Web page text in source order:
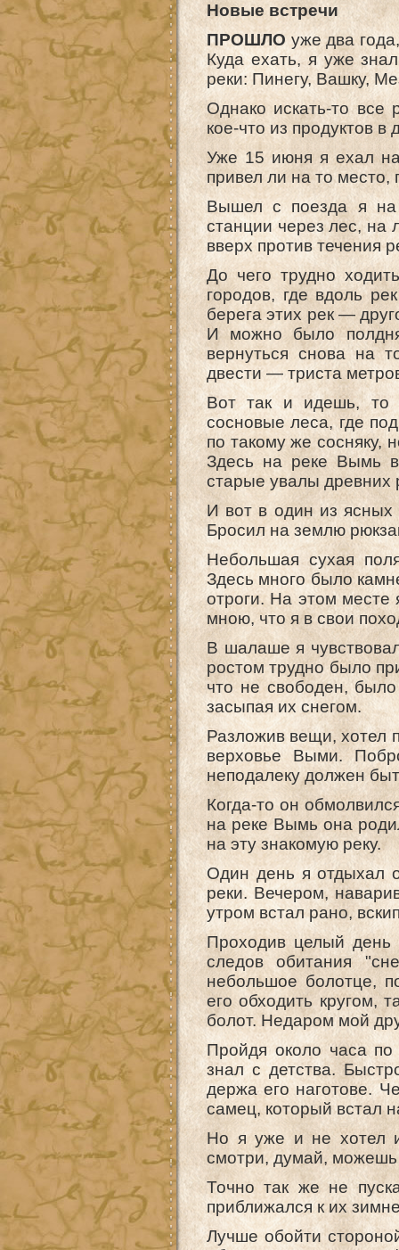
Новые встречи
ПРОШЛОуже два
Куда ехать, я уже
реки: Пинегу, Вашку,
Однако искать-то все
кое-что из продуктов в
Уже 15 июня я ехал
привел ли на то
Вышел с поезда я на
станции через лес, на
вверх против течения
До чего трудно
городов, где вдоль
берега этих рек —
И можно было
вернуться снова на
двести — триста
Вот так и идешь, то
сосновые леса, где
по такому же сосняку,
Здесь на реке Вымь
старые увалы древних
И вот в один из ясных
Бросил на землю
Небольшая сухая
Здесь много было
отроги. На этом
мною, что я в свои
В шалаше я
ростом трудно было
что не свободен,
засыпая их снегом.
Разложив вещи, хотел
верховье Выми.
неподалеку должен
Когда-то он
на реке Вымь она
на эту знакомую реку.
Один день я отдыхал
реки. Вечером,
утром встал рано,
Проходив целый
следов обитания
небольшое болотце,
его обходить кругом,
болот. Недаром мой
Пройдя около часа
знал с детства.
держа его наготове.
самец, который встал
Но я уже и не хотел
смотри, думай, можешь
Точно так же не
приближался к их
Лучше обойти